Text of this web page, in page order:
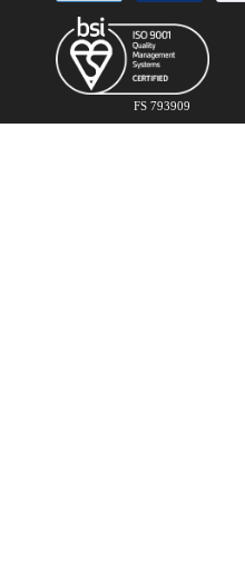
FS 793909